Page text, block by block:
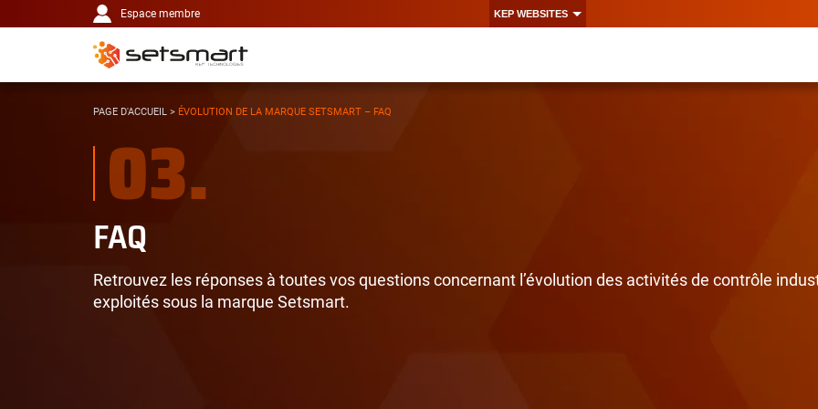
Aller au contenu
principale
Espace membre KEP WEBSITES
VOUS
PAGE D'ACCUEIL > ÉVOLUTION DE LA MARQUE SETSMART – FAQ
03.
FAQ
Retrouvez les réponses à toutes vos questions concernant l’évolution des activités de contrôle
exploités sous la marque Setsmart.
Panneau de gestion des cookies